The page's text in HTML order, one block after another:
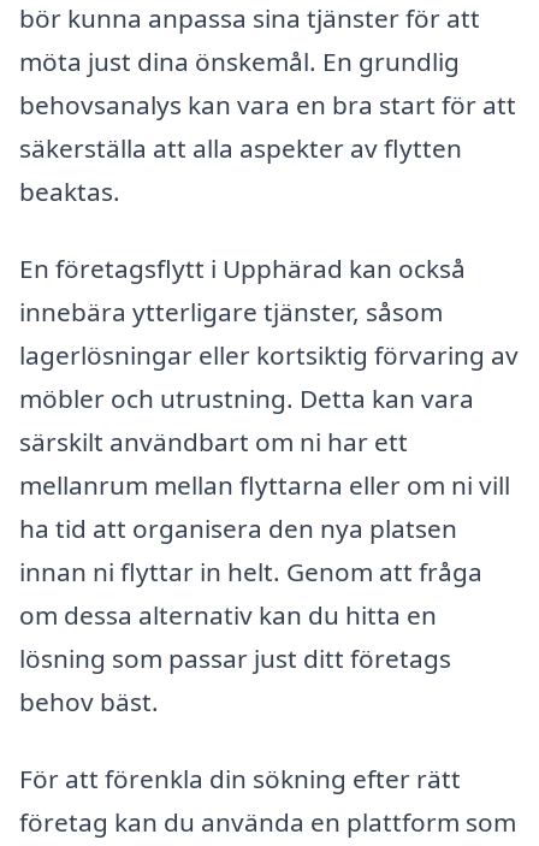
bör kunna anpassa sina tjänster för att
möta just dina önskemål. En grundlig
behovsanalys kan vara en bra start för att
säkerställa att alla aspekter av flytten
beaktas.
En företagsflytt i Upphärad kan också
innebära ytterligare tjänster, såsom
lagerlösningar eller kortsiktig förvaring av
möbler och utrustning. Detta kan vara
särskilt användbart om ni har ett
mellanrum mellan flyttarna eller om ni vill
ha tid att organisera den nya platsen
innan ni flyttar in helt. Genom att fråga
om dessa alternativ kan du hitta en
lösning som passar just ditt företags
behov bäst.
För att förenkla din sökning efter rätt
företag kan du använda en plattform som